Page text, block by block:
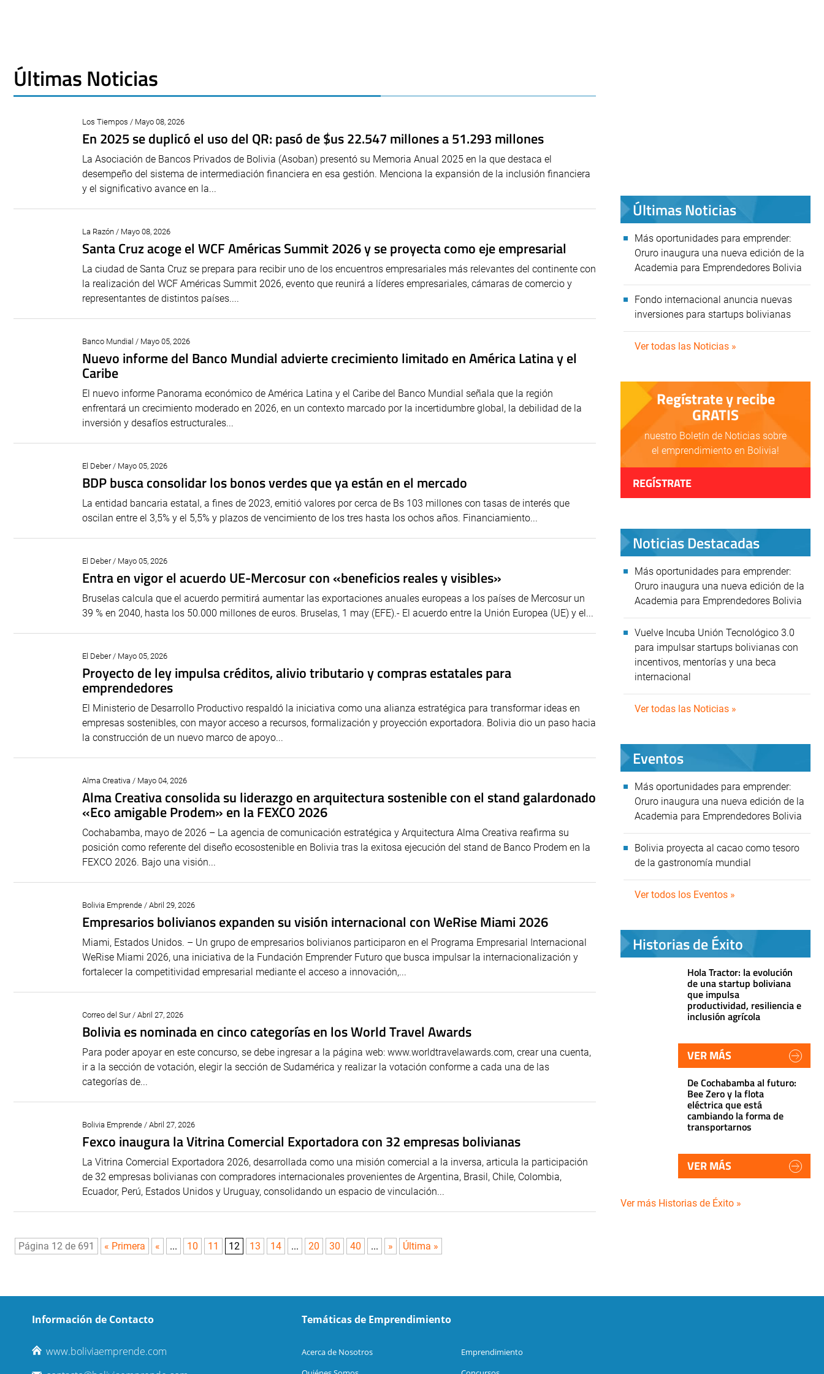
Últimas Noticias
Los Tiempos / Mayo 08, 2026
En 2025 se duplicó el uso del QR: pasó de $us 22.547 millones a 51.293 millones
La Asociación de Bancos Privados de Bolivia (Asoban) presentó su Memoria Anual 2025 en la que destaca el
desempeño del sistema de intermediación financiera en esa gestión. Menciona la expansión de la inclusión financiera
y el significativo avance en la...
La Razón / Mayo 08, 2026
Santa Cruz acoge el WCF Américas Summit 2026 y se proyecta como eje empresarial
La ciudad de Santa Cruz se prepara para recibir uno de los encuentros empresariales más relevantes del continente con
la realización del WCF Américas Summit 2026, evento que reunirá a líderes empresariales, cámaras de comercio y
representantes de distintos países....
Banco Mundial / Mayo 05, 2026
Nuevo informe del Banco Mundial advierte crecimiento limitado en América Latina y el
Caribe
El nuevo informe Panorama económico de América Latina y el Caribe del Banco Mundial señala que la región
enfrentará un crecimiento moderado en 2026, en un contexto marcado por la incertidumbre global, la debilidad de la
inversión y desafíos estructurales...
El Deber / Mayo 05, 2026
BDP busca consolidar los bonos verdes que ya están en el mercado
La entidad bancaria estatal, a fines de 2023, emitió valores por cerca de Bs 103 millones con tasas de interés que
oscilan entre el 3,5% y el 5,5% y plazos de vencimiento de los tres hasta los ochos años. Financiamiento...
El Deber / Mayo 05, 2026
Entra en vigor el acuerdo UE-Mercosur con «beneficios reales y visibles»
Bruselas calcula que el acuerdo permitirá aumentar las exportaciones anuales europeas a los países de Mercosur un
39 % en 2040, hasta los 50.000 millones de euros. Bruselas, 1 may (EFE).- El acuerdo entre la Unión Europea (UE) y el...
El Deber / Mayo 05, 2026
Proyecto de ley impulsa créditos, alivio tributario y compras estatales para
emprendedores
El Ministerio de Desarrollo Productivo respaldó la iniciativa como una alianza estratégica para transformar ideas en
empresas sostenibles, con mayor acceso a recursos, formalización y proyección exportadora. Bolivia dio un paso hacia
la construcción de un nuevo marco de apoyo...
Alma Creativa / Mayo 04, 2026
Alma Creativa consolida su liderazgo en arquitectura sostenible con el stand galardonado
«Eco amigable Prodem» en la FEXCO 2026
Cochabamba, mayo de 2026 – La agencia de comunicación estratégica y Arquitectura Alma Creativa reafirma su
posición como referente del diseño ecosostenible en Bolivia tras la exitosa ejecución del stand de Banco Prodem en la
FEXCO 2026. Bajo una visión...
Bolivia Emprende / Abril 29, 2026
Empresarios bolivianos expanden su visión internacional con WeRise Miami 2026
Miami, Estados Unidos. – Un grupo de empresarios bolivianos participaron en el Programa Empresarial Internacional
WeRise Miami 2026, una iniciativa de la Fundación Emprender Futuro que busca impulsar la internacionalización y
fortalecer la competitividad empresarial mediante el acceso a innovación,...
Correo del Sur / Abril 27, 2026
Bolivia es nominada en cinco categorías en los World Travel Awards
Para poder apoyar en este concurso, se debe ingresar a la página web: www.worldtravelawards.com, crear una cuenta,
ir a la sección de votación, elegir la sección de Sudamérica y realizar la votación conforme a cada una de las
categorías de...
Bolivia Emprende / Abril 27, 2026
Fexco inaugura la Vitrina Comercial Exportadora con 32 empresas bolivianas
La Vitrina Comercial Exportadora 2026, desarrollada como una misión comercial a la inversa, articula la participación
de 32 empresas bolivianas con compradores internacionales provenientes de Argentina, Brasil, Chile, Colombia,
Ecuador, Perú, Estados Unidos y Uruguay, consolidando un espacio de vinculación...
Página 12 de 691 « Primera « ... 10 11 12 13 14 ... 20 30 40 ... » Última »
Últimas Noticias
Más oportunidades para emprender:
Oruro inaugura una nueva edición de la
Academia para Emprendedores Bolivia
Fondo internacional anuncia nuevas
inversiones para startups bolivianas
Ver todas las Noticias »
Regístrate y recibe
GRATIS
nuestro Boletín de Noticias sobre
el emprendimiento en Bolivia!
REGÍSTRATE
Noticias Destacadas
Más oportunidades para emprender:
Oruro inaugura una nueva edición de la
Academia para Emprendedores Bolivia
Vuelve Incuba Unión Tecnológico 3.0
para impulsar startups bolivianas con
incentivos, mentorías y una beca
internacional
Ver todas las Noticias »
Eventos
Más oportunidades para emprender:
Oruro inaugura una nueva edición de la
Academia para Emprendedores Bolivia
Bolivia proyecta al cacao como tesoro
de la gastronomía mundial
Ver todos los Eventos »
Historias de Éxito
Hola Tractor: la evolución
de una startup boliviana
que impulsa
productividad, resiliencia e
inclusión agrícola
VER MÁS
De Cochabamba al futuro:
Bee Zero y la flota
eléctrica que está
cambiando la forma de
transportarnos
VER MÁS
Ver más Historias de Éxito »
Información de Contacto
www.boliviaemprende.com
Temáticas de Emprendimiento
Acerca de Nosotros
Emprendimiento